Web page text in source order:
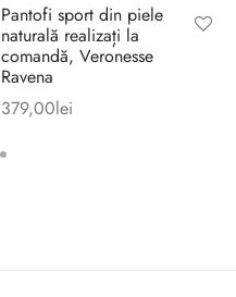
Pantofi sport din piele
naturală realizați la
comandă, Veronesse
Ravena
379,00lei